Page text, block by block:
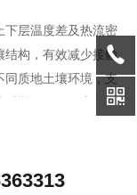
下层温度差及热流密
结构，有效减少接触
同质地土壤环境，支
质勘探及气候变化分